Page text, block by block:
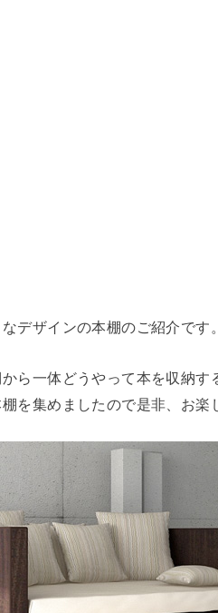
デザインの本棚のご紹介です。
ら一体どうやって本を収納
を集めましたので是非、お楽